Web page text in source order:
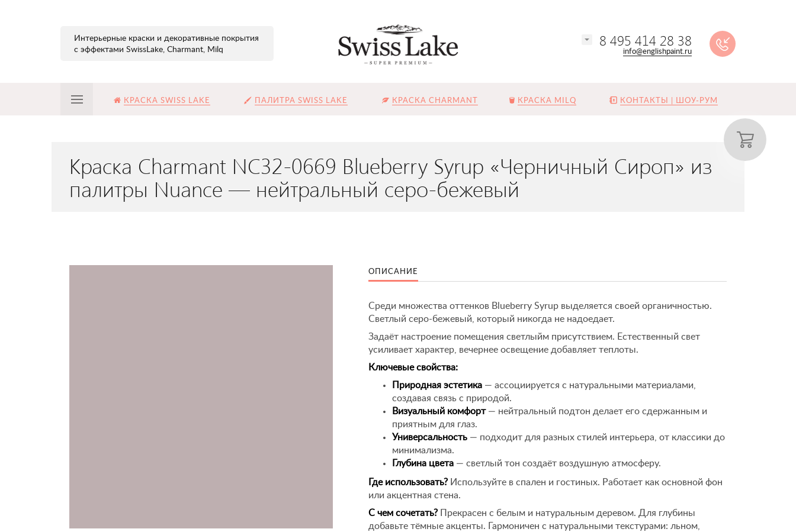
Интерьерные краски и декоративные покрытия
с эффектами SwissLake, Charmant, Milq
8 495 414 28 38
info@englishpaint.ru
КРАСКА SWISS LAKE ПАЛИТРА SWISS LAKE КРАСКА CHARMANT КРАСКА MILQ КОНТАКТЫ | ШОУ-РУМ
Краска Charmant NC32-0669 Blueberry Syrup «Черничный Сироп» из
палитры Nuance — нейтральный серо-бежевый
ОПИСАНИЕ
Среди множества оттенков Blueberry Syrup выделяется своей органичностью.
Светлый серо-бежевый, который никогда не надоедает.
Задаёт настроение помещения светлыйм присутствием. Естественный свет
усиливает характер, вечернее освещение добавляет теплоты.
Ключевые свойства:
Природная эстетика — ассоциируется с натуральными материалами,
создавая связь с природой.
Визуальный комфорт— нейтральный подтон делает его сдержанным и
приятным для глаз.
Универсальность — подходит для разных стилей интерьера, от классики до
минимализма.
Глубина цвета — светлый тон создаёт воздушную атмосферу.
Где использовать? Используйте в спален и гостиных. Работает как основной фон
или акцентная стена.
С чем сочетать? Прекрасен с белым и натуральным деревом. Для глубины
добавьте тёмные акценты. Гармоничен с натуральными текстурами: льном,